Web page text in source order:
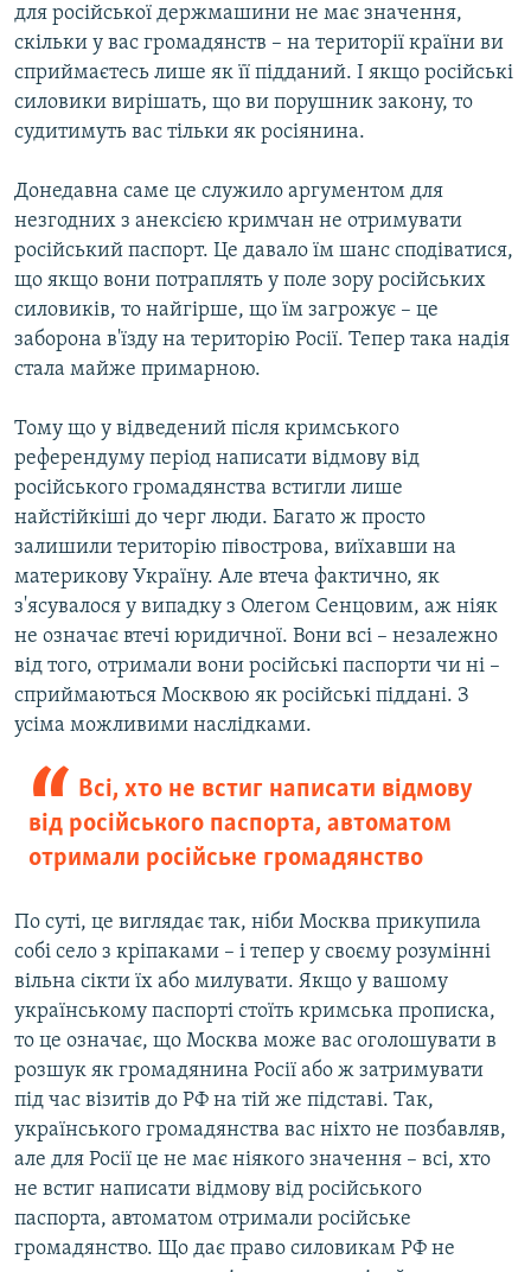
для російської держмашини не має значення,
скільки у вас громадянств – на території країни ви
сприймаєтесь лише як її підданий. І якщо російські
силовики вирішать, що ви порушник закону, то
судитимуть вас тільки як росіянина.
Донедавна саме це служило аргументом для
незгодних з анексією кримчан не отримувати
російський паспорт. Це давало їм шанс сподіватися,
що якщо вони потраплять у поле зору російських
силовиків, то найгірше, що їм загрожує – це
заборона в'їзду на територію Росії. Тепер така надія
стала майже примарною.
Тому що у відведений після кримського
референдуму період написати відмову від
російського громадянства встигли лише
найстійкіші до черг люди. Багато ж просто
залишили територію півострова, виїхавши на
материкову Україну. Але втеча фактично, як
з'ясувалося у випадку з Олегом Сенцовим, аж ніяк
не означає втечі юридичної. Вони всі – незалежно
від того, отримали вони російські паспорти чи ні –
сприймаються Москвою як російські піддані. З
усіма можливими наслідками.
Всі, хто не встиг написати відмову
від російського паспорта, автоматом
отримали російське громадянство
По суті, це виглядає так, ніби Москва прикупила
собі село з кріпаками – і тепер у своєму розумінні
вільна сікти їх або милувати. Якщо у вашому
українському паспорті стоїть кримська прописка,
то це означає, що Москва може вас оголошувати в
розшук як громадянина Росії або ж затримувати
під час візитів до РФ на тій же підставі. Так,
українського громадянства вас ніхто не позбавляв,
але для Росії це не має ніякого значення – всі, хто
не встиг написати відмову від російського
паспорта, автоматом отримали російське
громадянство. Що дає право силовикам РФ не